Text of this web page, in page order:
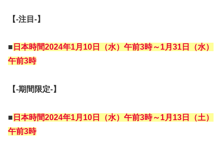
【‐注目‐】
■ 日本時間2024年1月10日（水）午前3時～1月31日（水）
午前3時
【‐期間限定‐】
■ 日本時間2024年1月10日（水）午前3時～1月13日（土）
午前3時